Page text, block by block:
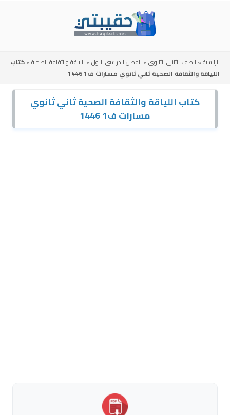
الرئيسية» الصف الثاني الثانوي» الفصل الدراسي الاول» اللياقة والثقافة الصحية»كتاب
اللياقة والثقافة الصحية ثاني ثانوي مسارات ف1 1446
كتاب اللياقة والثقافة الصحية ثاني ثانوي
مسارات ف1 1446